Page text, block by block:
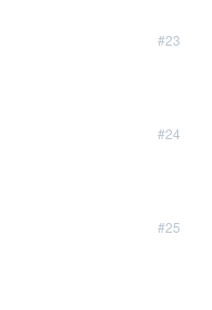
#23
#24
#25